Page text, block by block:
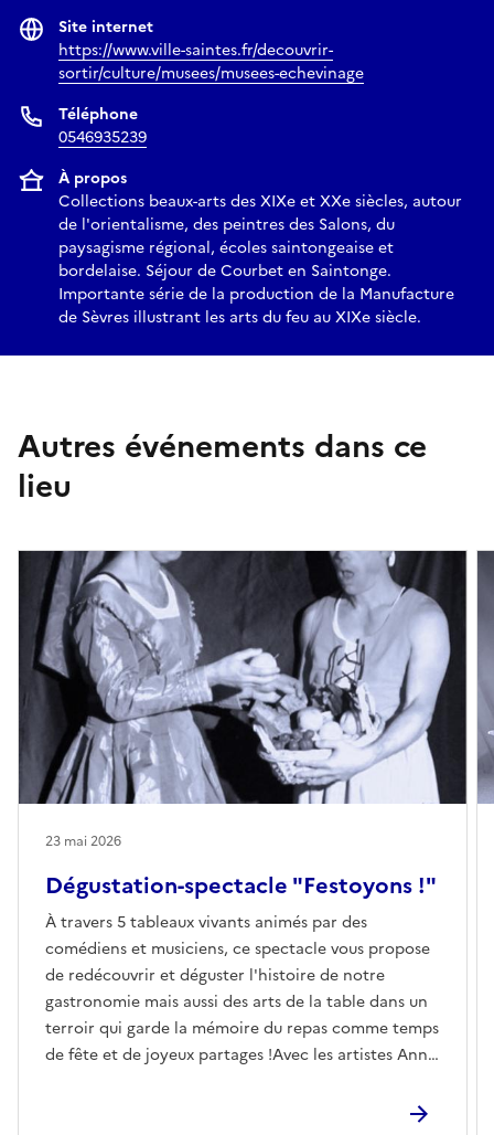
Site internet
https://www.ville-saintes.fr/decouvrir-
sortir/culture/musees/musees-echevinage
Téléphone
0546935239
À propos
Collections beaux-arts des XIXe et XXe siècles, autour
de l'orientalisme, des peintres des Salons, du
paysagisme régional, écoles saintongeaise et
bordelaise. Séjour de Courbet en Saintonge.
Importante série de la production de la Manufacture
de Sèvres illustrant les arts du feu au XIXe siècle.
Autres événements dans ce
lieu
Dégustation-spectacle "Festoyons !"
À travers 5 tableaux vivants animés par des
comédiens et musiciens, ce spectacle vous propose
de redécouvrir et déguster l'histoire de notre
gastronomie mais aussi des arts de la table dans un
terroir qui garde la mémoire du repas comme temps
de fête et de joyeux partages !Avec les artistes Anne
23 mai 2026